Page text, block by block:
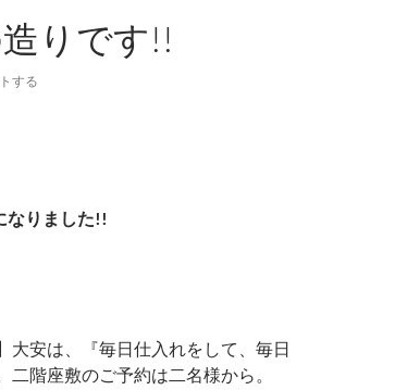
りです!!
する
なりました!!
大安は、『毎日仕入れをして、毎日
二階座敷のご予約は二名様から。